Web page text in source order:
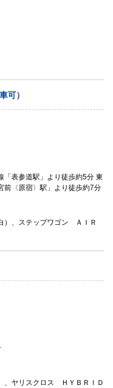
可）
「表参道駅」より徒歩約5分 東
前〈原宿〉駅」より徒歩約7分
）、ステップワゴン ＡＩＲ
、ヤリスクロス ＨＹＢＲＩＤ